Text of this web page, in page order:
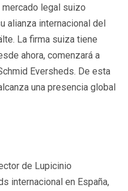
legal suizo
alianza internacional del
La firma suiza tiene
ahora, comenzará a
Eversheds. De esta
una presencia global
de Lupicinio
internacional en España,